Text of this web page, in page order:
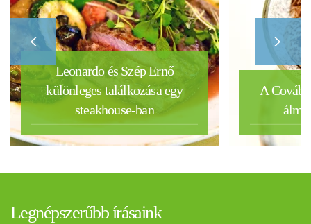
Leonardo és Szép Ernő
különleges találkozása egy
steakhouse-ban
A
Legnépszerűbb írásaink